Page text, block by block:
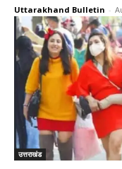
Uttarakhand Bulletin -
उत्तराखंड